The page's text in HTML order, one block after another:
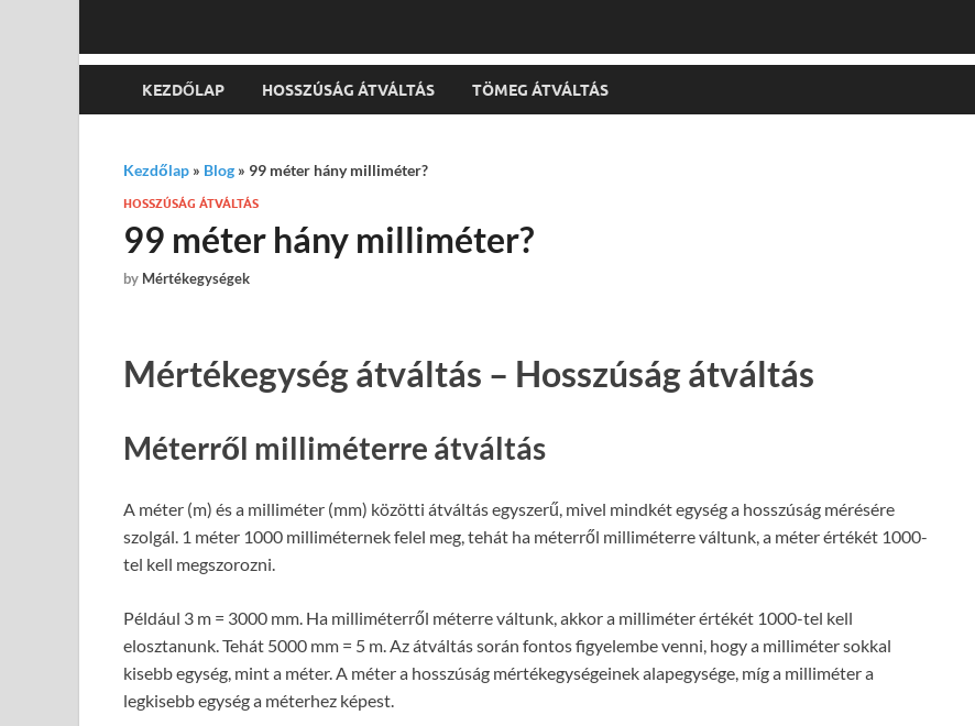
KEZDŐLAP HOSSZÚSÁG ÁTVÁLTÁS TÖMEG ÁTVÁLTÁS
Kezdőlap » Blog » 99 méter hány milliméter?
HOSSZÚSÁG ÁTVÁLTÁS
99 méter hány milliméter?
by Mértékegységek
Mértékegység átváltás – Hosszúság átváltás
Méterről milliméterre átváltás
A méter (m) és a milliméter (mm) közötti átváltás egyszerű, mivel mindkét egység a hosszúság mérésére
szolgál. 1 méter 1000 milliméternek felel meg, tehát ha méterről milliméterre váltunk, a méter értékét 1000-
tel kell megszorozni.
Például 3 m = 3000 mm. Ha milliméterről méterre váltunk, akkor a milliméter értékét 1000-tel kell
elosztanunk. Tehát 5000 mm = 5 m. Az átváltás során fontos figyelembe venni, hogy a milliméter sokkal
kisebb egység, mint a méter. A méter a hosszúság mértékegységeinek alapegysége, míg a milliméter a
legkisebb egység a méterhez képest.